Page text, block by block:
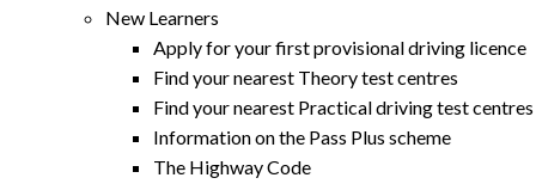
New Learners
Apply for your first provisional driving licence
Find your nearest Theory test centres
Find your nearest Practical driving test centres
Information on the Pass Plus scheme
The Highway Code